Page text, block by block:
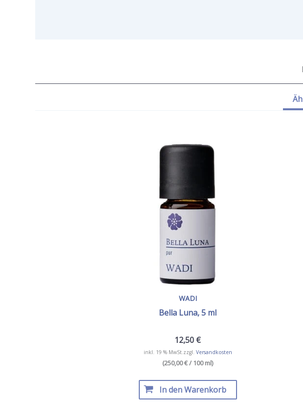
WADI
Bella Luna, 5 ml
12,50 €
inkl. 19 % MwSt.zzgl. Versandkosten
(250,00 € / 100 ml)
In den Warenkorb